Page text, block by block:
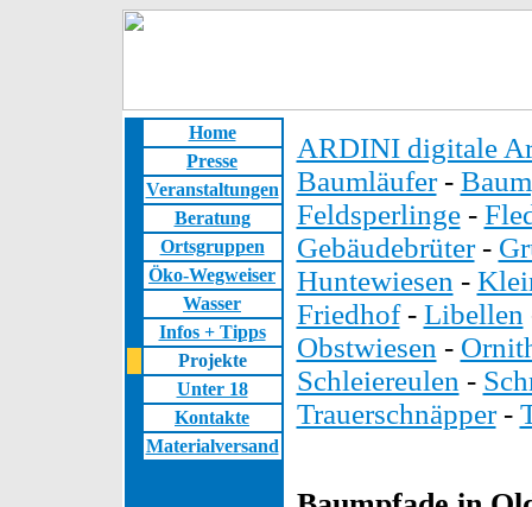
Home
Presse
Veranstaltungen
Beratung
Ortsgruppen
Öko-Wegweiser
Wasser
Infos + Tipps
Projekte
Unter 18
Kontakte
Materialversand
ARDINI digitale
Baumläufer-
Feldsperlinge-
Gebäudebrüter-
Huntewiesen -
Friedhof- Libellen
Obstwiesen -
Schleiereulen -
Trauerschnäpper-